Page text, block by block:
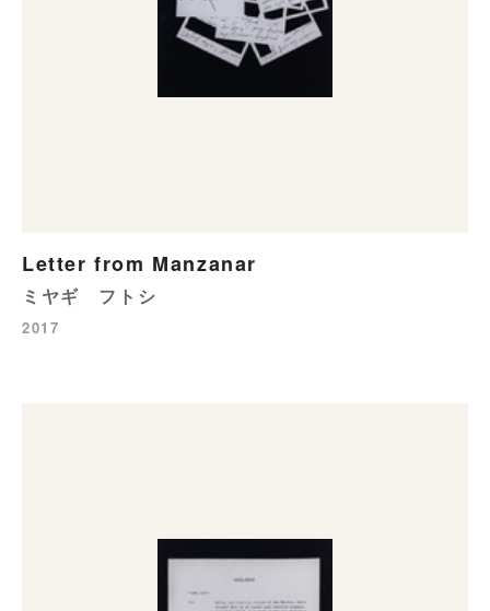
Letter from Manzanar
ミヤギ フトシ
2017